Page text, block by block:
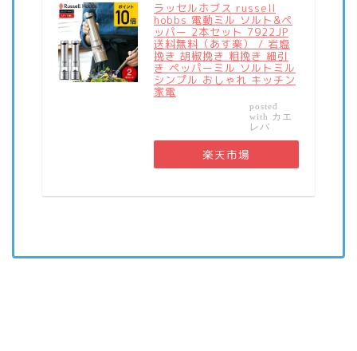
ラッセルホブス russell
hobbs 電動ミル ソルト&ペ
ッパー 2本セット 7922JP
送料無料（あす楽） / 岩塩
挽き 胡椒挽き 粗挽き 細引
き ペッパーミル ソルトミル
シンプル おしゃれ キッチン
家電
posted
with カエ
レバ
楽天市場